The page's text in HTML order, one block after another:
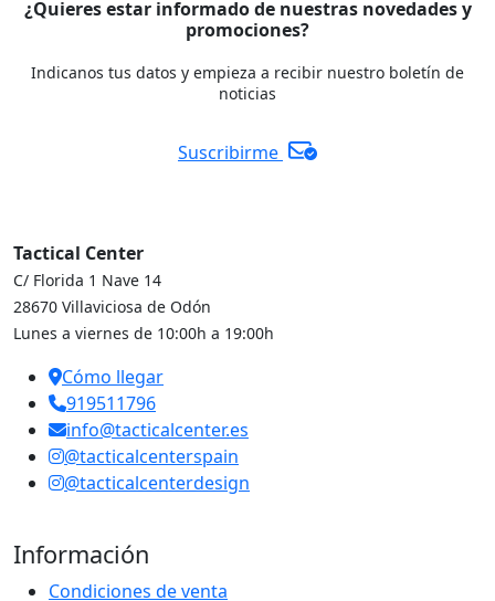
¿Quieres estar informado de nuestras novedades y
promociones?
Indicanos tus datos y empieza a recibir nuestro boletín de
noticias
Suscribirme
Tactical Center
C/ Florida 1 Nave 14
28670 Villaviciosa de Odón
Lunes a viernes de 10:00h a 19:00h
Cómo llegar
919511796
info@tacticalcenter.es
@tacticalcenterspain
@tacticalcenterdesign
Información
Condiciones de venta